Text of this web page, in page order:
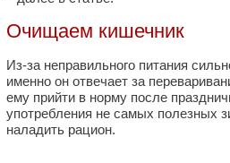
Очищаем кишечник
Из-за неправильного питания
именно он отвечает за
ему прийти в норму после
употребления не самых полезных
наладить рацион.